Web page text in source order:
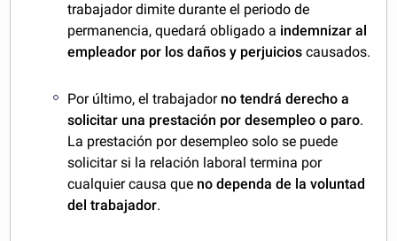
trabajador dimite durante el periodo de
permanencia, quedará obligado a indemnizar al
empleador por los daños y perjuicios causados.
Por último, el trabajador no tendrá derecho a
solicitar una prestación por desempleo o paro.
La prestación por desempleo solo se puede
solicitar si la relación laboral termina por
cualquier causa que no dependa de la voluntad
del trabajador.